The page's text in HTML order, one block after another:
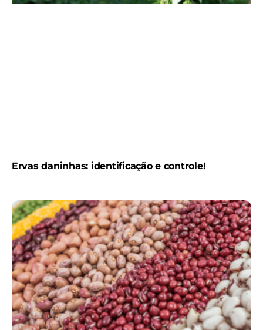
Ervas daninhas: identificação e controle!